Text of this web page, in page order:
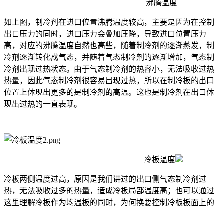
沸腾温度
如上图，制冷剂在进口位置沸腾温度较高，主要是因为在控制
出口压力的同时，进口压力会叠加压降，导致进口位置压力
高，对应的沸腾温度自然也高些，随着制冷剂的逐渐蒸发，制
冷剂逐渐转化成气态，并随着气态制冷剂的逐渐增加，气态制
冷剂出现过热状态。由于气态制冷剂的热容小，无法吸收过热
热量，因此气态制冷剂很容易出现过热，所以在制冷板的出口
位置上体现出更多的是制冷剂的高温。这也是制冷剂在出口体
现出过热的一直表现。
冷板温度
冷板两侧温度过高，原因是我们讲过的出口侧气态制冷剂过
热，无法吸收过多的热量，造成冷板局部温度高；也可以通过
这里理解冷板作为均温板的同时，为何换要控制冷板板面上的